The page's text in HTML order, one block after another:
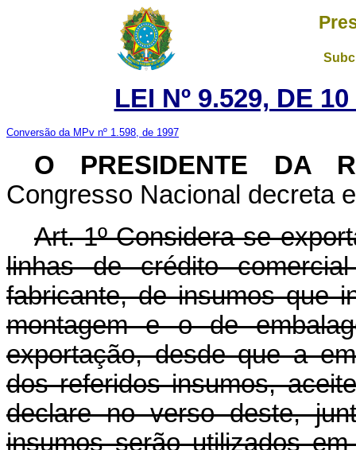
LEI Nº 9.529, DE
Conversão da MPv nº 1.598, de 1997
O PRESIDENTE DA
Congresso Nacional decreta
Art. 1º Considera-se
linhas de crédito
fabricante, de insumos que
montagem e o de
exportação, desde que a
dos referidos insumos,
declare no verso deste,
insumos serão utilizados